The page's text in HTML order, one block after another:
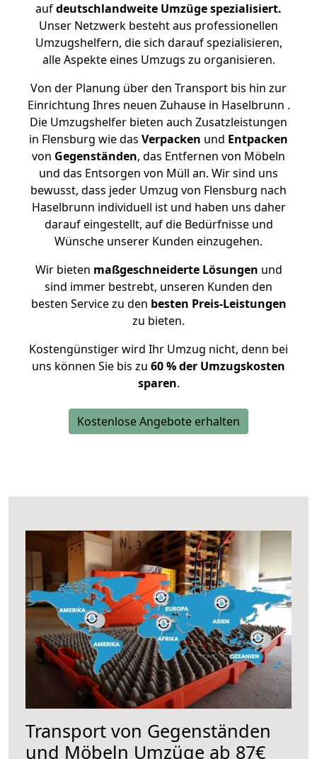
aufdeutschlandweite Umzüge spezialisiert.
Unser Netzwerk besteht aus professionellen
Umzugshelfern, die sich darauf spezialisieren,
alle Aspekte eines Umzugs zu organisieren.
Von der Planung über den Transport bis hin zur
Einrichtung Ihres neuen Zuhause in Haselbrunn .
Die Umzugshelfer bieten auch Zusatzleistungen
in Flensburg wie das Verpacken und Entpacken
von Gegenständen, das Entfernen von Möbeln
und das Entsorgen von Müll an. Wir sind uns
bewusst, dass jeder Umzug von Flensburg nach
Haselbrunn individuell ist und haben uns daher
darauf eingestellt, auf die Bedürfnisse und
Wünsche unserer Kunden einzugehen.
Wir bieten maßgeschneiderte Lösungen und
sind immer bestrebt, unseren Kunden den
besten Service zu den besten Preis-Leistungen
zu bieten.
Kostengünstiger wird Ihr Umzug nicht, denn bei
uns können Sie bis zu 60 % der Umzugskosten
sparen.
Kostenlose Angebote erhalten
Transport von Gegenständen
und Möbeln Umzüge ab 87€